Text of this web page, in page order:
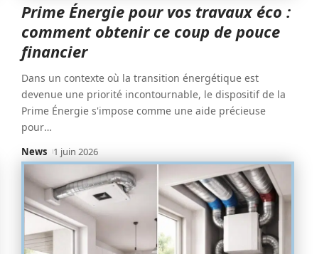
Prime Énergie pour vos travaux éco :
comment obtenir ce coup de pouce
financier
Dans un contexte où la transition énergétique est
devenue une priorité incontournable, le dispositif de la
Prime Énergie s'impose comme une aide précieuse
pour…
News 1 juin 2026